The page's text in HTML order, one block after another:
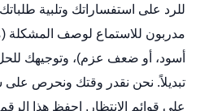
للرد على استفساراتك وتلبية
مدربون للاستماع لوصف المشكلة
أسود، أو ضعف عزم)، وتوجيهك
تبديلاً. نحن نقدر وقتك ونحرص
على قوائم الانتظار. احفظ هذا